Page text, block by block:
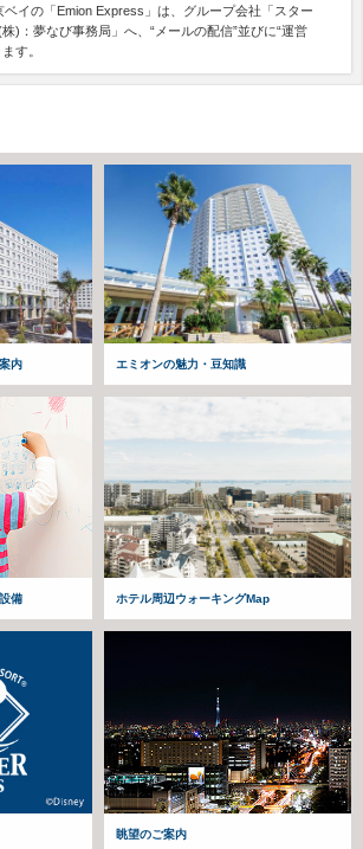
ベイの「Emion Express」は、グループ会社「スター
)：夢なび事務局」へ、“メールの配信”並びに“運営
す。
内 エミオンの魅力・豆知識
備 ホテル周辺ウォーキングMap
眺望のご案内